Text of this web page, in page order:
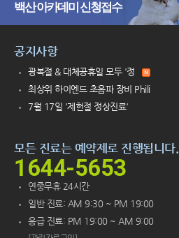
백산 아카데미 신청접수
공지사항
광복절 & 대체공휴일 모두 '정
최상위 하이엔드 초음파 장비 Phili
7월 17일 '제헌절 정상진료'
모든 진료는 예약제로 진행됩니다.
1644-5653
연중무휴 24시간
일반 진료: AM 9:30 ~ PM 19:00
응급 진료: PM 19:00 ~ AM 9:00